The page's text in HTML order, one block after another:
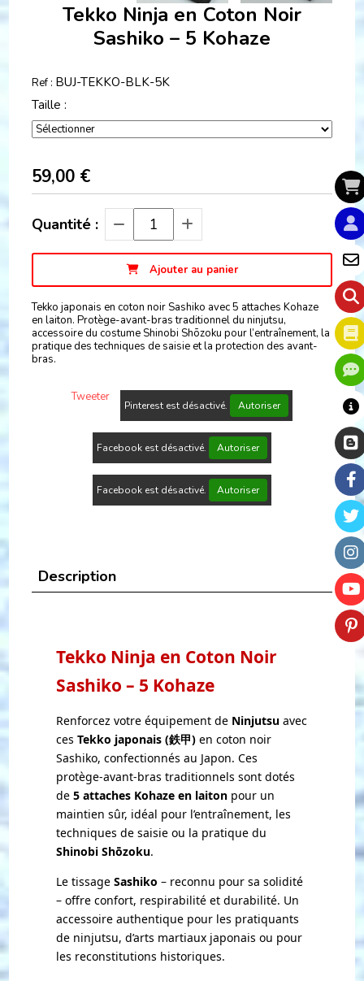
Tekko Ninja en Coton Noir
Sashiko – 5 Kohaze
Ref : BUJ-TEKKO-BLK-5K
Taille :
59,00 €
Quantité :
Ajouter au panier
Tekko japonais en coton noir Sashiko avec 5 attaches Kohaze
en laiton. Protège-avant-bras traditionnel du ninjutsu,
accessoire du costume Shinobi Shōzoku pour l’entraînement, la
pratique des techniques de saisie et la protection des avant-
bras.
Tweeter
Pinterest est désactivé. Autoriser
Facebook est désactivé. Autoriser
Facebook est désactivé. Autoriser
Description
Tekko Ninja en Coton Noir
Sashiko – 5 Kohaze
Renforcez votre équipement de Ninjutsu avec
cesTekko japonais (鉄甲) en coton noir
Sashiko, confectionnés au Japon. Ces
protège-avant-bras traditionnels sont dotés
de5 attaches Kohaze en laiton pour un
maintien sûr, idéal pour l’entraînement, les
techniques de saisie ou la pratique du
Shinobi Shōzoku.
Le tissageSashiko – reconnu pour sa solidité
– offre confort, respirabilité et durabilité. Un
accessoire authentique pour les pratiquants
de ninjutsu, d’arts martiaux japonais ou pour
les reconstitutions historiques.